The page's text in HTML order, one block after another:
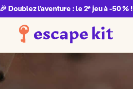
🎉 Doublez l’aventure : le 2ᵉ jeu à -50 % !